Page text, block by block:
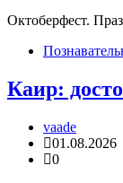
Октоберфест.
Каир:
vaade
01.08.2026
0